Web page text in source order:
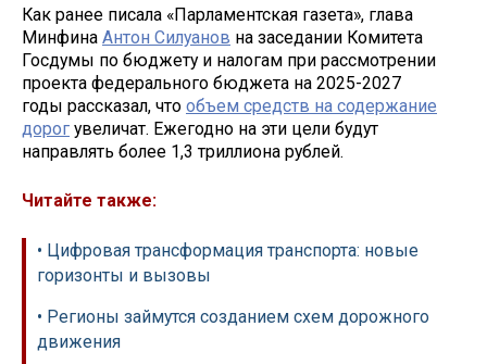
Как ранее писала «Парламентская газета», глава
Минфина Антон Силуанов на заседании Комитета
Госдумы по бюджету и налогам при рассмотрении
проекта федерального бюджета на 2025-2027
годы рассказал, что объем средств на содержание
дорог увеличат. Ежегодно на эти цели будут
направлять более 1,3 триллиона рублей.
Читайте также:
• Цифровая трансформация транспорта: новые
горизонты и вызовы
• Регионы займутся созданием схем дорожного
движения